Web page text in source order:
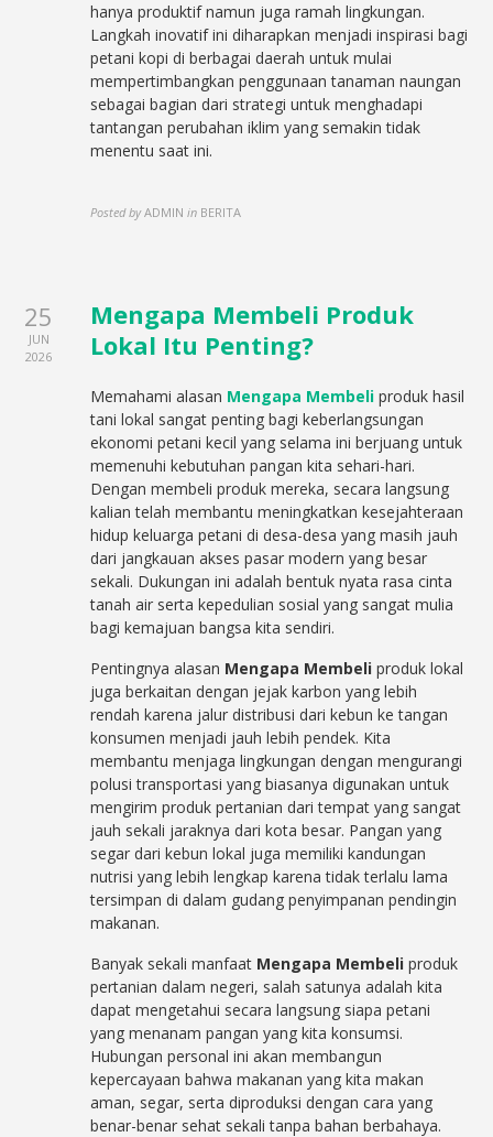
hanya produktif namun juga ramah lingkungan.
Langkah inovatif ini diharapkan menjadi inspirasi bagi
petani kopi di berbagai daerah untuk mulai
mempertimbangkan penggunaan tanaman naungan
sebagai bagian dari strategi untuk menghadapi
tantangan perubahan iklim yang semakin tidak
menentu saat ini.
Posted by ADMIN in BERITA
25
JUN
2026
Mengapa Membeli Produk
Lokal Itu Penting?
Memahami alasan Mengapa Membeli produk hasil
tani lokal sangat penting bagi keberlangsungan
ekonomi petani kecil yang selama ini berjuang untuk
memenuhi kebutuhan pangan kita sehari-hari.
Dengan membeli produk mereka, secara langsung
kalian telah membantu meningkatkan kesejahteraan
hidup keluarga petani di desa-desa yang masih jauh
dari jangkauan akses pasar modern yang besar
sekali. Dukungan ini adalah bentuk nyata rasa cinta
tanah air serta kepedulian sosial yang sangat mulia
bagi kemajuan bangsa kita sendiri.
Pentingnya alasan Mengapa Membeli produk lokal
juga berkaitan dengan jejak karbon yang lebih
rendah karena jalur distribusi dari kebun ke tangan
konsumen menjadi jauh lebih pendek. Kita
membantu menjaga lingkungan dengan mengurangi
polusi transportasi yang biasanya digunakan untuk
mengirim produk pertanian dari tempat yang sangat
jauh sekali jaraknya dari kota besar. Pangan yang
segar dari kebun lokal juga memiliki kandungan
nutrisi yang lebih lengkap karena tidak terlalu lama
tersimpan di dalam gudang penyimpanan pendingin
makanan.
Banyak sekali manfaat Mengapa Membeli produk
pertanian dalam negeri, salah satunya adalah kita
dapat mengetahui secara langsung siapa petani
yang menanam pangan yang kita konsumsi.
Hubungan personal ini akan membangun
kepercayaan bahwa makanan yang kita makan
aman, segar, serta diproduksi dengan cara yang
benar-benar sehat sekali tanpa bahan berbahaya.